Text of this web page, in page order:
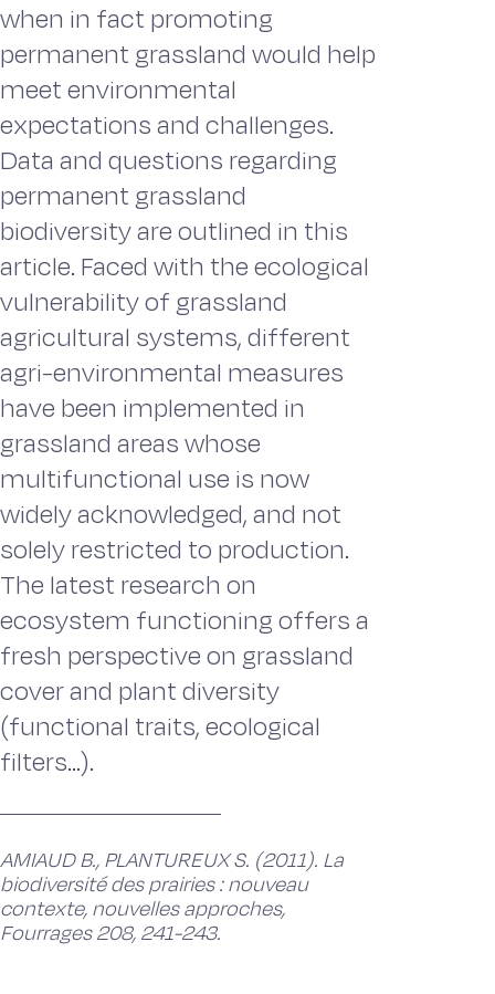
when in fact promoting
permanent grassland would help
meet environmental
expectations and challenges.
Data and questions regarding
permanent grassland
biodiversity are outlined in this
article. Faced with the ecological
vulnerability of grassland
agricultural systems, different
agri-environmental measures
have been implemented in
grassland areas whose
multifunctional use is now
widely acknowledged, and not
solely restricted to production.
The latest research on
ecosystem functioning offers a
fresh perspective on grassland
cover and plant diversity
(functional traits, ecological
filters...).
AMIAUD B., PLANTUREUX S. (2011). La
biodiversité des prairies : nouveau
contexte, nouvelles approches,
Fourrages 208, 241-243.